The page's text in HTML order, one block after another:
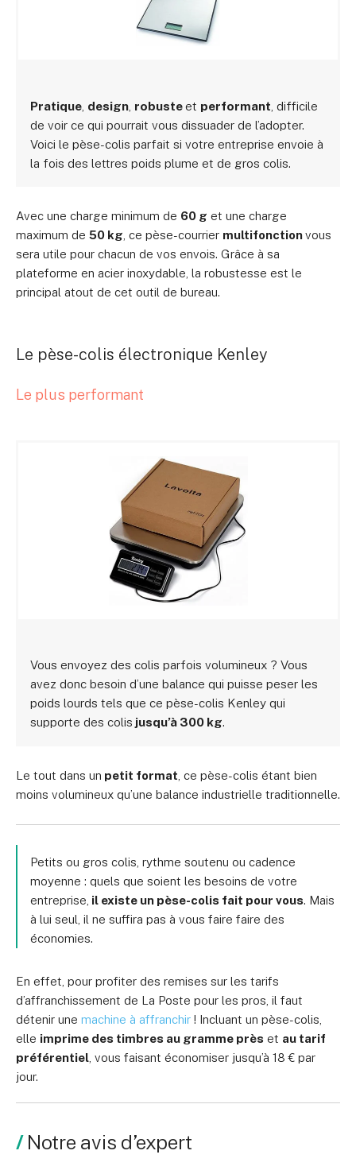
Pratique design robusteet performant , difficile
de voir ce qui pourrait vous dissuader de l’adopter.
Voici le pèse-colis parfait si votre entreprise envoie à
la fois des lettres poids plume et de gros colis.
Avec une charge minimum de 60 g et une charge
maximum de 50 kg , ce pèse-courrier multifonctionvous
sera utile pour chacun de vos envois. Grâce à sa
plateforme en acier inoxydable, la robustesse est le
principal atout de cet outil de bureau.
Le pèse-colis électronique Kenley
Le plus performant
Vous envoyez des colis parfois volumineux ? Vous
avez donc besoin d’une balance qui puisse peser les
poids lourds tels que ce pèse-colis Kenley qui
supporte des colis jusqu’à 300 kg.
Le tout dans un petit format , ce pèse-colis étant bien
moins volumineux qu’une balance industrielle traditionnelle.
Petits ou gros colis, rythme soutenu ou cadence
moyenne : quels que soient les besoins de votre
entreprise, il existe un pèse-colis fait pour vous. Mais
à lui seul, il ne suffira pas à vous faire faire des
économies.
En effet, pour profiter des remises sur les tarifs
d’affranchissement de La Poste pour les pros, il faut
détenir une machine à affranchir ! Incluant un pèse-colis,
elle imprime des timbres au gramme près et au tarif
préférentiel , vous faisant économiser jusqu’à 18 € par
jour.
Notre avis d’expert